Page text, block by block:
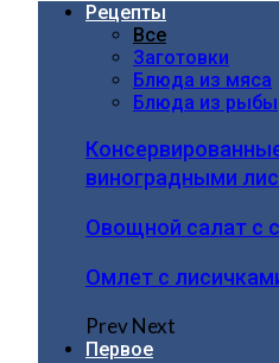
Рецепты
Все
Заготовки
Блюда из мяса
Блюда из рыбы
виноградными
Овощной салат с
Омлет с
PrevNext
Первое